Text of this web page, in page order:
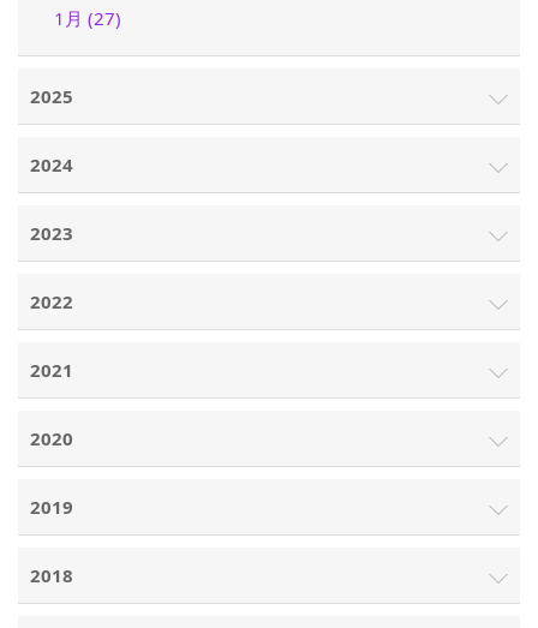
1月 (27)
2025
2024
2023
2022
2021
2020
2019
2018